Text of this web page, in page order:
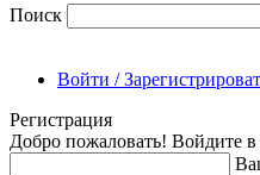
Поиск
Войти /
Регистрация
Добро пожаловать! Войдите